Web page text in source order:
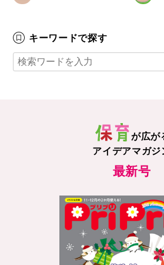
キーワードで探す
が広が
アイデアマガジ
最新号